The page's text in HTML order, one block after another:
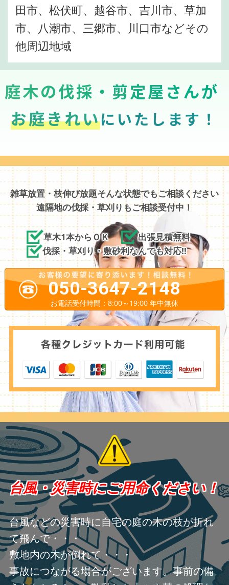
田市、松伏町、越谷市、吉川市、草加
市、八潮市、三郷市、川口市などその
他周辺地域
庭木の伐採・剪定屋さんが
お庭きれいにいたします！
雑草放置・枝伸び放題そんな状態でもご相談ください
遠隔地の伐採・草刈りもご相談受付中！
草木1本からＯＫ
出張見積無料
伐採・草刈り・敷砂利なんでも対応!!
050-3647-2148
お電話受付時間：8:00～19:00 年中無休
台風・災害時にご用命ください！
台風などの災害時に自宅の庭の木の枝が折れ
て飛んで・・・
敷地内の木が倒れて・・・
事故につながる場合がございます。事前の備